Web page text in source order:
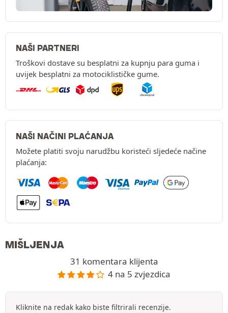
NAŠI PARTNERI
Troškovi dostave su besplatni za kupnju para guma i
uvijek besplatni za motociklističke gume.
NAŠI NAČINI PLAĆANJA
Možete platiti svoju narudžbu koristeći sljedeće načine
plaćanja:
MIŠLJENJA
31 komentara klijenta
4 na 5 zvjezdica
Kliknite na redak kako biste filtrirali recenzije.